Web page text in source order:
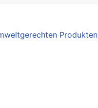
Produkten